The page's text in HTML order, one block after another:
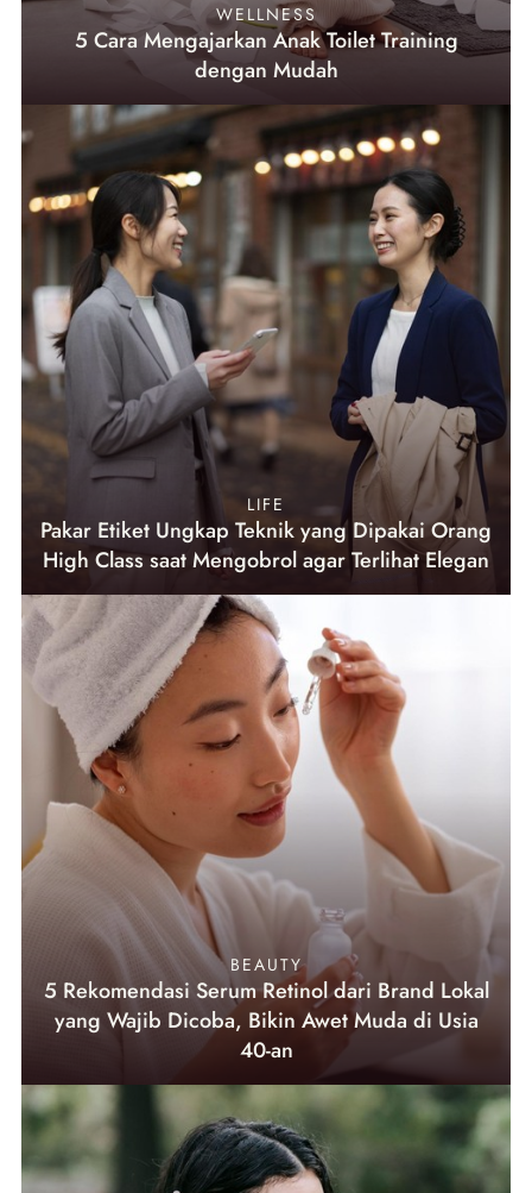
WELLNESS
5 Cara Mengajarkan Anak Toilet Training
dengan Mudah
LIFE
Pakar Etiket Ungkap Teknik yang Dipakai Orang
High Class saat Mengobrol agar Terlihat Elegan
BEAUTY
5 Rekomendasi Serum Retinol dari Brand Lokal
yang Wajib Dicoba, Bikin Awet Muda di Usia
40-an